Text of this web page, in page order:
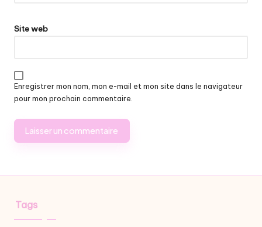
Site web
Enregistrer mon nom, mon e-mail et mon site dans le navigateur
pour mon prochain commentaire.
Tags